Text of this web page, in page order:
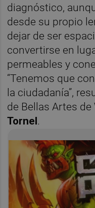
diagnóstico,
desde su propio
dejar de ser
convertirse en
permeables y
“Tenemos que
la ciudadanía”,
de Bellas Artes de
Tornel.